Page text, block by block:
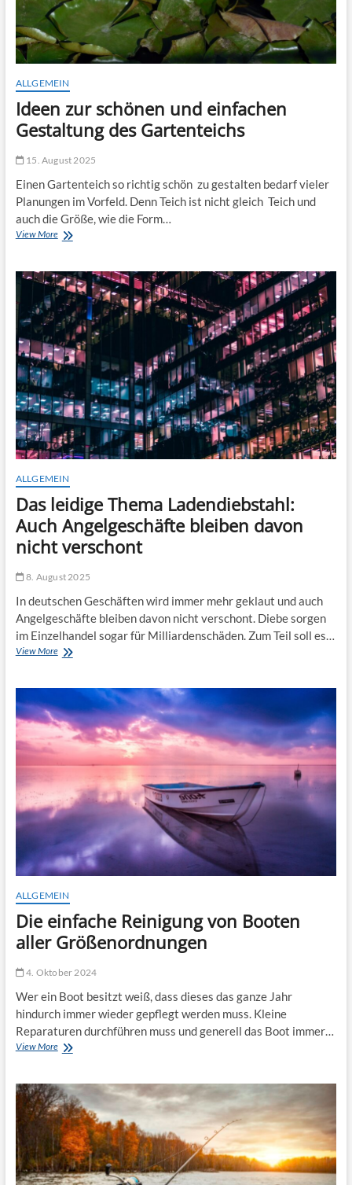
ALLGEMEIN
Ideen zur schönen und einfachen
Gestaltung des Gartenteichs
15. August 2025
Einen Gartenteich so richtig schön zu gestalten bedarf vieler
Planungen im Vorfeld. Denn Teich ist nicht gleich Teich und
auch die Größe, wie die Form…
View MoreIdeen
und
einfachen
Gestaltung
des
Gartenteichs
ALLGEMEIN
Das leidige Thema Ladendiebstahl:
Auch Angelgeschäfte bleiben davon
nicht verschont
8. August 2025
In deutschen Geschäften wird immer mehr geklaut und auch
Angelgeschäfte bleiben davon nicht verschont. Diebe sorgen
im Einzelhandel sogar für Milliardenschäden. Zum Teil soll es…
View MoreDas
Ladendiebstahl:
Auch
Angelgeschäfte
bleiben
davon
nicht
ALLGEMEIN
Die einfache Reinigung von Booten
aller Größenordnungen
4. Oktober 2024
Wer ein Boot besitzt weiß, dass dieses das ganze Jahr
hindurch immer wieder gepflegt werden muss. Kleine
Reparaturen durchführen muss und generell das Boot immer…
View MoreDie
von
Booten
aller
Größenordnungen